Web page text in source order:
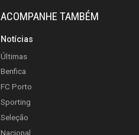
ACOMPANHE TAMBÉM
Notícias
Últimas
Benfica
FC Porto
Sporting
Seleção
Nacional